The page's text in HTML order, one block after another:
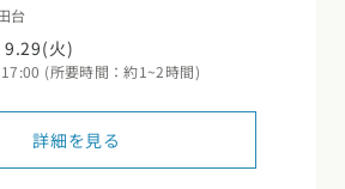
台
火)
(所要時間：約1~2時間)
詳細を見る